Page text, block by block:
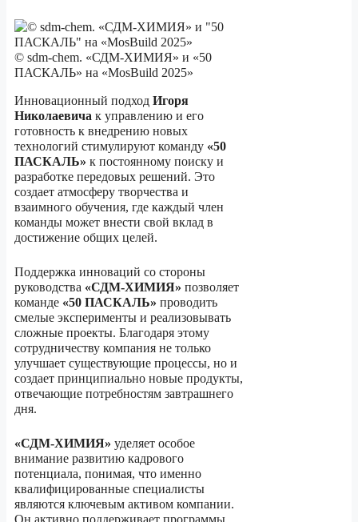
© sdm-chem. «СДМ-ХИМИЯ» и «50
ПАСКАЛЬ» на «MosBuild 2025»
Инновационный подход Игоря
Николаевича к управлению и его
готовность к внедрению новых
технологий стимулируют команду «50
ПАСКАЛЬ» к постоянному поиску и
разработке передовых решений. Это
создает атмосферу творчества и
взаимного обучения, где каждый член
команды может внести свой вклад в
достижение общих целей.
Поддержка инноваций со стороны
руководства «СДМ-ХИМИЯ» позволяет
команде «50 ПАСКАЛЬ» проводить
смелые эксперименты и реализовывать
сложные проекты. Благодаря этому
сотрудничеству компания не только
улучшает существующие процессы, но и
создает принципиально новые продукты,
отвечающие потребностям завтрашнего
дня.
«СДМ-ХИМИЯ» уделяет особое
внимание развитию кадрового
потенциала, понимая, что именно
квалифицированные специалисты
являются ключевым активом компании.
Он активно поддерживает программы